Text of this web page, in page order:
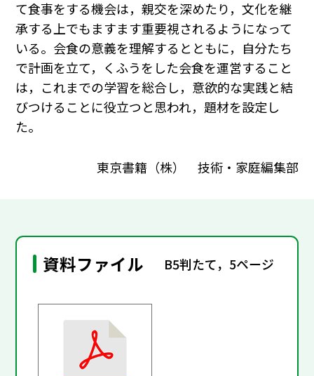
て食事をする機会は，親交を深めたり，文化を継
承する上でもますます重要視されるようになって
いる。会食の意義を理解するとともに，自分たち
で計画を立て，くふうをした会食を運営すること
は，これまでの学習を総合し，意欲的な実践と結
びつけることに役立つと思われ，題材を設定し
た。
東京書籍（株） 技術・家庭編集部
資料ファイル B5判たて，5ページ